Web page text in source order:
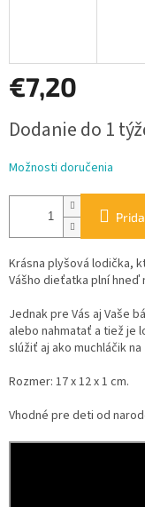
€7,20
cena:
Dodanie do 1
Možnosti doručenia
Krásna plyšová lodička,
Vášho dieťatka plní hneď
Jednak pre Vás aj Vaše
alebo nahmatať a tiež je
slúžiť aj ako muchláčik
Rozmer: 17 x 12 x 1 cm.
Vhodné pre deti od